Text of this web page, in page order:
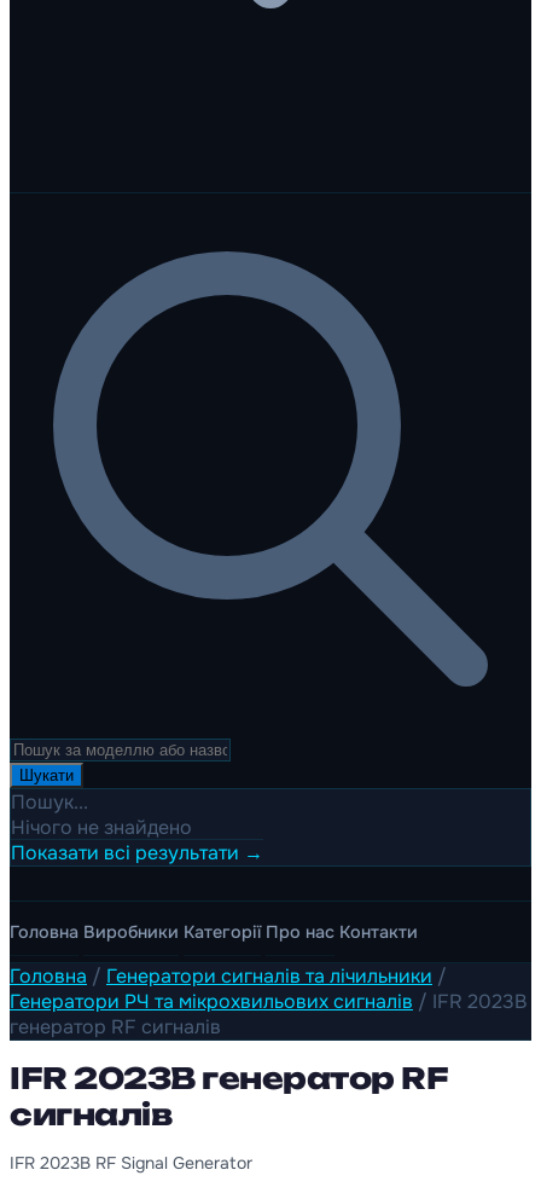
Шукати
Пошук...
Нічого не знайдено
Показати всі результати →
Головна Виробники Категорії Про нас Контакти
Головна / Генератори сигналів та лічильники /
Генератори РЧ та мікрохвильових сигналів / IFR 2023B
генератор RF сигналів
IFR 2023B генератор RF
сигналів
IFR 2023B RF Signal Generator